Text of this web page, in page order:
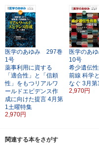
医学のあゆみ 297巻
1号
薬事利用に資する
「適合性」と「信頼
性」をもつリアルワ
ールドエビデンス作
成に向けた提言 4月第
1土曜特集
2,970円
医学のあ
10号
希少遺伝
前線 科学
なぐ 3月第
2,970円
関連する本をさがす